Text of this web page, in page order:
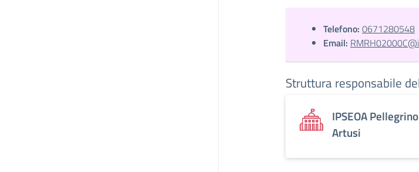
Telefono: 0671280548
Email:
Struttura responsabile
IPSEOA Pellegrino
Artusi